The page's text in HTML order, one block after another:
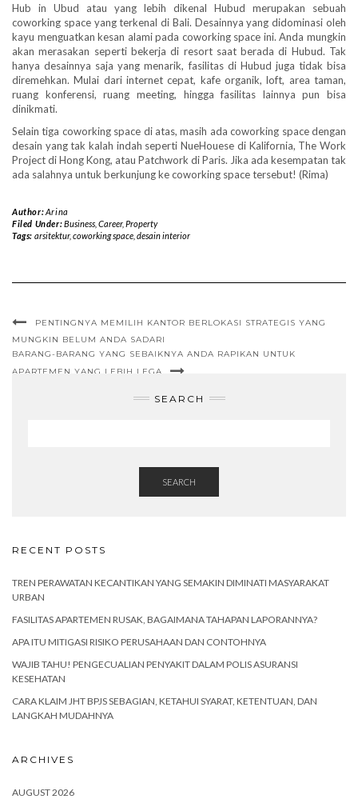
Hub in Ubud atau yang lebih dikenal Hubud merupakan sebuah
coworking space yang terkenal di Bali. Desainnya yang didominasi oleh
kayu menguatkan kesan alami pada coworking space ini. Anda mungkin
akan merasakan seperti bekerja di resort saat berada di Hubud. Tak
hanya desainnya saja yang menarik, fasilitas di Hubud juga tidak bisa
diremehkan. Mulai dari internet cepat, kafe organik, loft, area taman,
ruang konferensi, ruang meeting, hingga fasilitas lainnya pun bisa
dinikmati.
Selain tiga coworking space di atas, masih ada coworking space dengan
desain yang tak kalah indah seperti NueHouese di Kalifornia, The Work
Project di Hong Kong, atau Patchwork di Paris. Jika ada kesempatan tak
ada salahnya untuk berkunjung ke coworking space tersebut! (Rima)
Author:Arina
Filed Under:Business, Career, Property
Tags: arsitektur, coworking space, desain interior
PENTINGNYA MEMILIH KANTOR BERLOKASI STRATEGIS YANG
MUNGKIN BELUM ANDA SADARI
BARANG-BARANG YANG SEBAIKNYA ANDA RAPIKAN UNTUK
APARTEMEN YANG LEBIH LEGA
SEARCH
SEARCH
RECENT POSTS
TREN PERAWATAN KECANTIKAN YANG SEMAKIN DIMINATI MASYARAKAT
URBAN
FASILITAS APARTEMEN RUSAK, BAGAIMANA TAHAPAN LAPORANNYA?
APA ITU MITIGASI RISIKO PERUSAHAAN DAN CONTOHNYA
WAJIB TAHU! PENGECUALIAN PENYAKIT DALAM POLIS ASURANSI
KESEHATAN
CARA KLAIM JHT BPJS SEBAGIAN, KETAHUI SYARAT, KETENTUAN, DAN
LANGKAH MUDAHNYA
ARCHIVES
AUGUST 2026